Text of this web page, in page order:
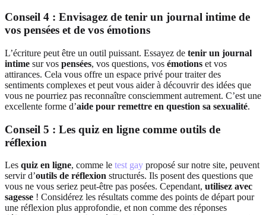
Conseil 4 : Envisagez de tenir un journal intime de
vos pensées et de vos émotions
L’écriture peut être un outil puissant. Essayez de tenir un journal
intime sur vos pensées, vos questions, vos émotions et vos
attirances. Cela vous offre un espace privé pour traiter des
sentiments complexes et peut vous aider à découvrir des idées que
vous ne pourriez pas reconnaître consciemment autrement. C’est une
excellente forme d’aide pour remettre en question sa sexualité.
Conseil 5 : Les quiz en ligne comme outils de
réflexion
Les quiz en ligne, comme le test gay proposé sur notre site, peuvent
servir d’outils de réflexion structurés. Ils posent des questions que
vous ne vous seriez peut-être pas posées. Cependant, utilisez avec
sagesse ! Considérez les résultats comme des points de départ pour
une réflexion plus approfondie, et non comme des réponses